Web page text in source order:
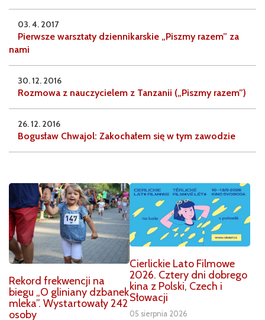
03. 4. 2017
Pierwsze warsztaty dziennikarskie „Piszmy razem” za
nami
30. 12. 2016
Rozmowa z nauczycielem z Tanzanii („Piszmy razem”)
26. 12. 2016
Bogusław Chwajol: Zakochałem się w tym zawodzie
Rekord frekwencji na
biegu „O gliniany dzbanek
mleka”. Wystartowały 242
osoby
Cierlickie Lato Filmowe
2026. Cztery dni dobrego
kina z Polski, Czech i
Słowacji
05 sierpnia 2026